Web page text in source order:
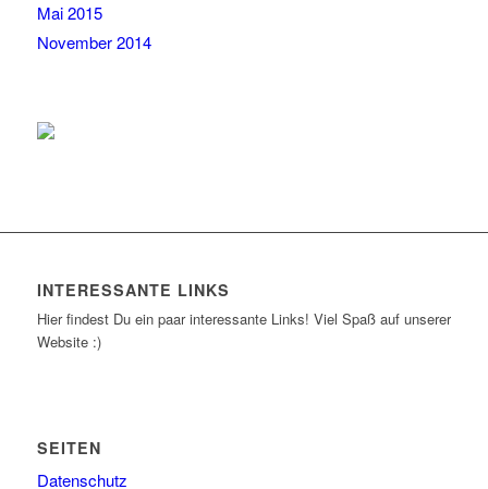
Mai 2015
November 2014
INTERESSANTE LINKS
Hier findest Du ein paar interessante Links! Viel Spaß auf unserer
Website :)
SEITEN
Datenschutz